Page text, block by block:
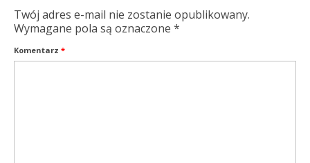
Twój adres e-mail nie zostanie opublikowany.
Wymagane pola są oznaczone *
Komentarz *